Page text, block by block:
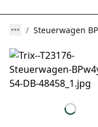
Steuerwagen